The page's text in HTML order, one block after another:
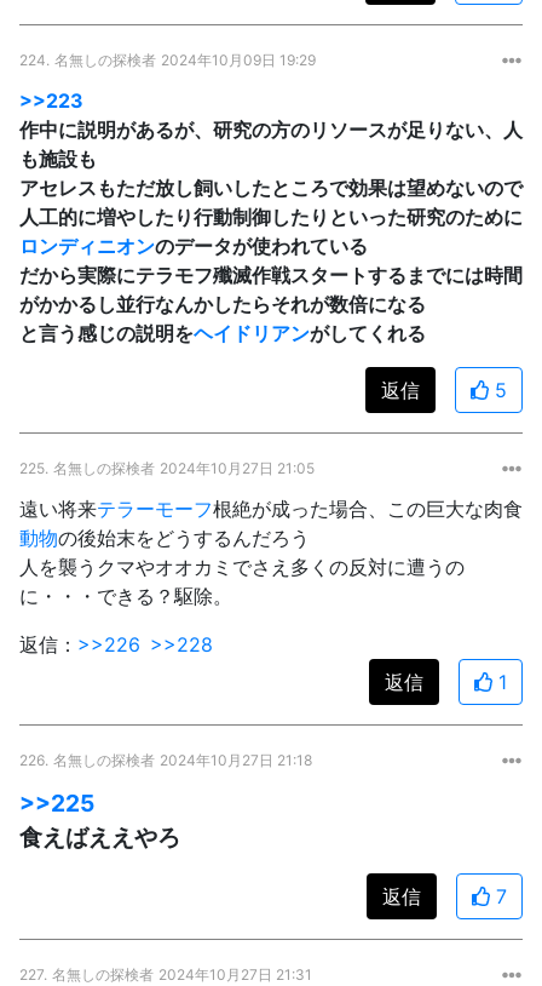
224. 名無しの探検者 2024年10月09日 19:29
>>223
作中に説明があるが、研究の方のリソースが足りない、人
も施設も
アセレスもただ放し飼いしたところで効果は望めないので
人工的に増やしたり行動制御したりといった研究のために
ロンディニオンのデータが使われている
だから実際にテラモフ殲滅作戦スタートするまでには時間
がかかるし並行なんかしたらそれが数倍になる
と言う感じの説明をヘイドリアンがしてくれる
返信 5
225. 名無しの探検者 2024年10月27日 21:05
遠い将来テラーモーフ根絶が成った場合、この巨大な肉食
動物の後始末をどうするんだろう
人を襲うクマやオオカミでさえ多くの反対に遭うの
に・・・できる？駆除。
返信： >>226 >>228
返信
1
226. 名無しの探検者 2024年10月27日 21:18
>>225
食えばええやろ
返信 7
227. 名無しの探検者 2024年10月27日 21:31